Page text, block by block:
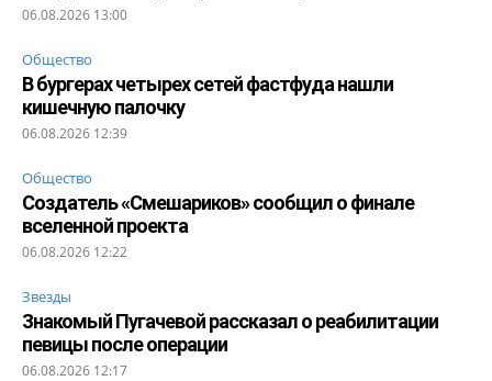
06.08.2026 13:00
Общество
В бургерах четырех сетей фастфуда нашли
кишечную палочку
06.08.2026 12:39
Общество
Создатель «Смешариков» сообщил о финале
вселенной проекта
06.08.2026 12:22
Звезды
Знакомый Пугачевой рассказал о реабилитации
певицы после операции
06.08.2026 12:17